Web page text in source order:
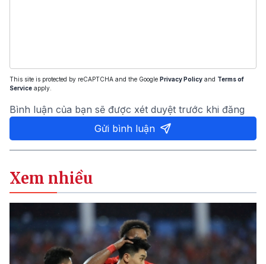
This site is protected by reCAPTCHA and the Google Privacy Policy and Terms of
Service apply.
Bình luận của bạn sẽ được xét duyệt trước khi đăng
Gửi bình luận
Xem nhiều